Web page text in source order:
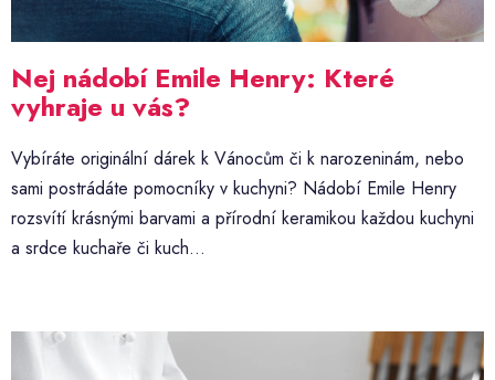
Nej nádobí Emile Henry: Které
vyhraje u vás?
Vybíráte originální dárek k Vánocům či k narozeninám, nebo
sami postrádáte pomocníky v kuchyni? Nádobí Emile Henry
rozsvítí krásnými barvami a přírodní keramikou každou kuchyni
a srdce kuchaře či kuch...